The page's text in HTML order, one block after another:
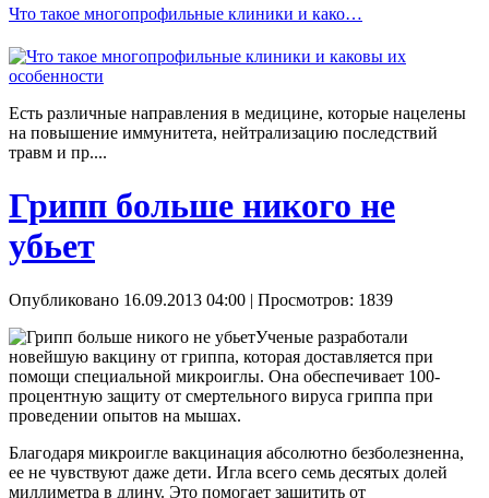
Что такое многопрофильные клиники и како…
Есть различные направления в медицине, которые нацелены
на повышение иммунитета, нейтрализацию последствий
травм и пр....
Грипп больше никого не
убьет
Опубликовано 16.09.2013 04:00 | Просмотров: 1839
Ученые разработали
новейшую вакцину от гриппа, которая доставляется при
помощи специальной микроиглы. Она обеспечивает 100-
процентную защиту от смертельного вируса гриппа при
проведении опытов на мышах.
Благодаря микроигле вакцинация абсолютно безболезненна,
ее не чувствуют даже дети. Игла всего семь десятых долей
миллиметра в длину. Это помогает защитить от